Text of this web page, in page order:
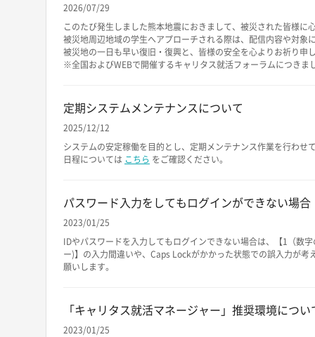
2026/07/29
このたび発生しました熊本地震におきまして、被災された皆様に
被災地周辺地域の学生へアプローチされる際は、配信内容や対
被災地の一日も早い復旧・復興と、皆様の安全を心よりお祈り申
※全国およびWEBで開催するキャリタス就活フォーラムにつき
定期システムメンテナンスについて
2025/12/12
システムの安定稼働を目的とし、定期メンテナンス作業を行わせ
日程については こちら をご確認ください。
パスワード入力をしてもログインができない場合
2023/01/25
IDやパスワードを入力してもログインできない場合は、【1（数
ー)】の入力間違いや、Caps Lockがかかった状態での誤入力が
願いします。
「キャリタス就活マネージャー」推奨環境につい
2023/01/25